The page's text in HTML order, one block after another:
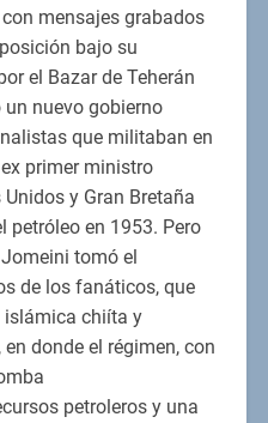
mensajes grabados
bajo su
el Bazar de Teherán
nuevo gobierno
que militaban en
primer ministro
y Gran Bretaña
petróleo en 1953. Pero
tomó el
de los fanáticos, que
islámica chiíta y
donde el régimen, con
petroleros y una